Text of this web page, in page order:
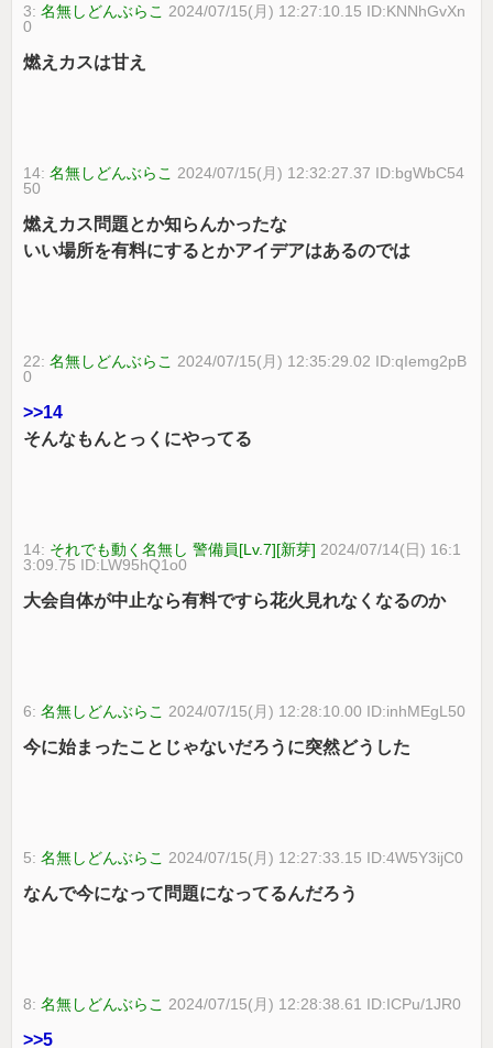
3:名無しどんぶらこ 2024/07/15(月) 12:27:10.15 ID:KNNhGvXn
0
燃えカスは甘え
14:名無しどんぶらこ 2024/07/15(月) 12:32:27.37 ID:bgWbC54
50
燃えカス問題とか知らんかったな
いい場所を有料にするとかアイデアはあるのでは
22:名無しどんぶらこ 2024/07/15(月) 12:35:29.02 ID:qIemg2pB
0
>>14
そんなもんとっくにやってる
14: それでも動く名無し 警備員[Lv.7][新芽] 2024/07/14(日) 16:1
3:09.75 ID:LW95hQ1o0
大会自体が中止なら有料ですら花火見れなくなるのか
6:名無しどんぶらこ 2024/07/15(月) 12:28:10.00 ID:inhMEgL50
今に始まったことじゃないだろうに突然どうした
5:名無しどんぶらこ 2024/07/15(月) 12:27:33.15 ID:4W5Y3ijC0
なんで今になって問題になってるんだろう
8:名無しどんぶらこ 2024/07/15(月) 12:28:38.61 ID:ICPu/1JR0
>>5